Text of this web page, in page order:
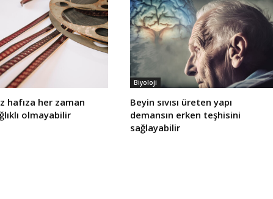
hafıza her zaman
olmayabilir
Biyoloji
Beyin sıvısı üreten yapı
demansın erken teşhisini
sağlayabilir